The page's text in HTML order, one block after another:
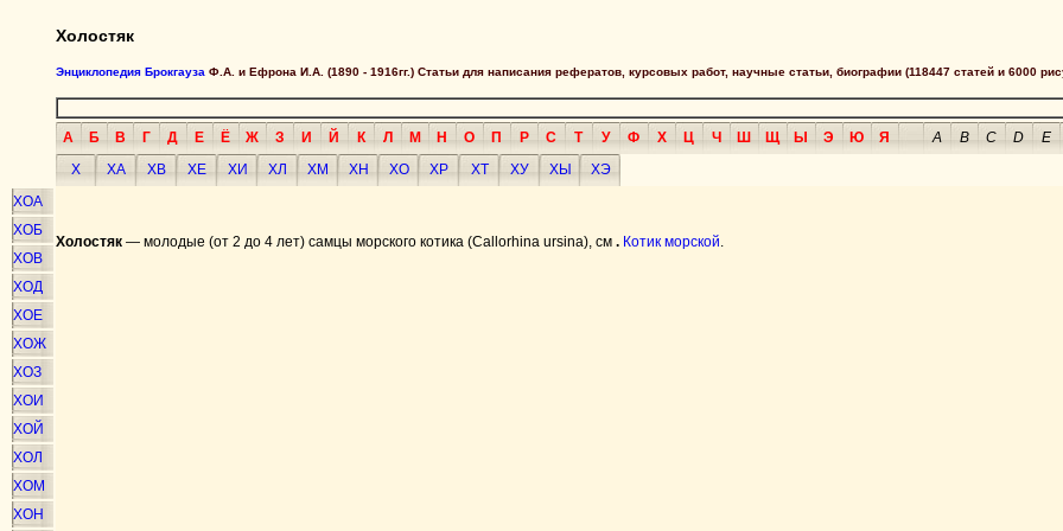
Холостяк
Энциклопедия Брокгауза Ф.А. и Ефрона И.А. (1890 - 1916гг.) Статьи для написания рефератов, курсовых работ, научные статьи, биографии (118447 статей и 6000
А Б В Г Д Е Ё Ж З И Й К Л М Н О П Р С Т У Ф Х Ц Ч Ш Щ Ы Э Ю Я A B C D
E
Х
ХА ХВ ХЕ ХИ ХЛ ХМ ХН ХО ХР ХТ ХУ ХЫ
ХЭ
ХОА
ХОБ
ХОВ
ХОД
ХОЕ
ХОЖ
ХОЗ
ХОИ
ХОЙ
ХОЛ
ХОМ
ХОН
Холостяк — молодые (от 2 до 4 лет) самцы морского котика (Callorhina ursina), см . Котик морской.